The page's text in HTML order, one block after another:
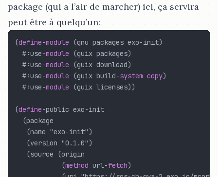
package (qui a l’air de marcher) ici, ça servira
peut être à quelqu’un:
(define-module (gnu packages exo-init)
  #:use
-module (guix packages)
  #:use
-module (guix download)
  #:use
-module (guix build-system copy)
  #:use
-module (guix licenses))
(define-public exo-init
  (package
   (name "exo-init")
   (version "0.1.0")
   (source (origin
            (
method url-fetch)